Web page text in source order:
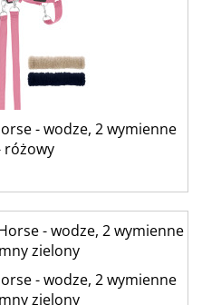
- wodze, 2 wymienne
różowy
- wodze, 2 wymienne
zielony